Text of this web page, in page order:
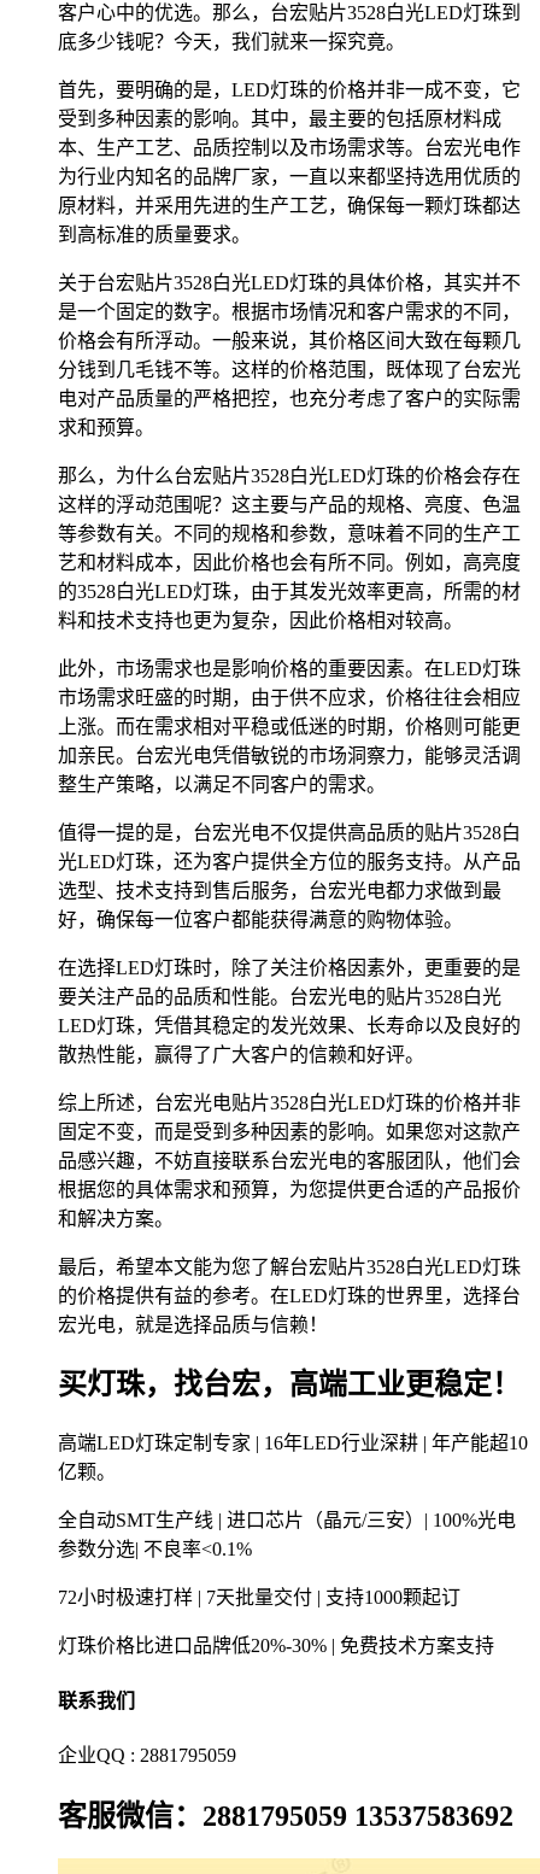
客户心中的优选。那么，台宏贴片3528白光LED灯珠到
底多少钱呢？今天，我们就来一探究竟。
首先，要明确的是，LED灯珠的价格并非一成不变，它
受到多种因素的影响。其中，最主要的包括原材料成
本、生产工艺、品质控制以及市场需求等。台宏光电作
为行业内知名的品牌厂家，一直以来都坚持选用优质的
原材料，并采用先进的生产工艺，确保每一颗灯珠都达
到高标准的质量要求。
关于台宏贴片3528白光LED灯珠的具体价格，其实并不
是一个固定的数字。根据市场情况和客户需求的不同，
价格会有所浮动。一般来说，其价格区间大致在每颗几
分钱到几毛钱不等。这样的价格范围，既体现了台宏光
电对产品质量的严格把控，也充分考虑了客户的实际需
求和预算。
那么，为什么台宏贴片3528白光LED灯珠的价格会存在
这样的浮动范围呢？这主要与产品的规格、亮度、色温
等参数有关。不同的规格和参数，意味着不同的生产工
艺和材料成本，因此价格也会有所不同。例如，高亮度
的3528白光LED灯珠，由于其发光效率更高，所需的材
料和技术支持也更为复杂，因此价格相对较高。
此外，市场需求也是影响价格的重要因素。在LED灯珠
市场需求旺盛的时期，由于供不应求，价格往往会相应
上涨。而在需求相对平稳或低迷的时期，价格则可能更
加亲民。台宏光电凭借敏锐的市场洞察力，能够灵活调
整生产策略，以满足不同客户的需求。
值得一提的是，台宏光电不仅提供高品质的贴片3528白
光LED灯珠，还为客户提供全方位的服务支持。从产品
选型、技术支持到售后服务，台宏光电都力求做到最
好，确保每一位客户都能获得满意的购物体验。
在选择LED灯珠时，除了关注价格因素外，更重要的是
要关注产品的品质和性能。台宏光电的贴片3528白光
LED灯珠，凭借其稳定的发光效果、长寿命以及良好的
散热性能，赢得了广大客户的信赖和好评。
综上所述，台宏光电贴片3528白光LED灯珠的价格并非
固定不变，而是受到多种因素的影响。如果您对这款产
品感兴趣，不妨直接联系台宏光电的客服团队，他们会
根据您的具体需求和预算，为您提供更合适的产品报价
和解决方案。
最后，希望本文能为您了解台宏贴片3528白光LED灯珠
的价格提供有益的参考。在LED灯珠的世界里，选择台
宏光电，就是选择品质与信赖！
买灯珠，找台宏，高端工业更稳定！
高端LED灯珠定制专家 | 16年LED行业深耕 | 年产能超10
亿颗。
全自动SMT生产线 | 进口芯片（晶元/三安）| 100%光电
参数分选| 不良率<0.1%
72小时极速打样 | 7天批量交付 | 支持1000颗起订
灯珠价格比进口品牌低20%-30% | 免费技术方案支持
联系我们
企业QQ : 2881795059
客服微信：2881795059 13537583692